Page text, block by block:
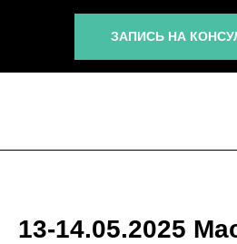
ЗАПИСЬ НА
13-14.05.2025